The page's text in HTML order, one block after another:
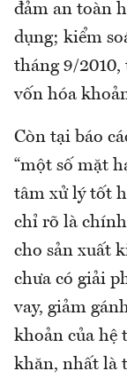
đảm an toàn
dụng; kiểm
tháng 9/
vốn hóa
Còn tại báo
“một số mặt
tâm xử lý tốt
chỉ rõ là
cho sản xuất
chưa có giải
vay, giảm
khoản của hệ
khăn, nhất là